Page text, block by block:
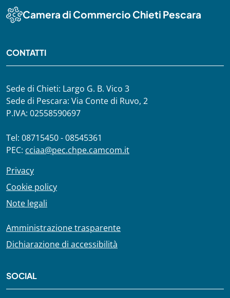
Camera di Commercio Chieti Pescara
CONTATTI
Sede di Chieti: Largo G. B. Vico 3
Sede di Pescara: Via Conte di Ruvo, 2
P.IVA: 02558590697
Tel: 08715450 - 08545361
PEC: cciaa@pec.chpe.camcom.it
Privacy
Cookie policy
Note legali
Amministrazione trasparente
Dichiarazione di accessibilità
SOCIAL